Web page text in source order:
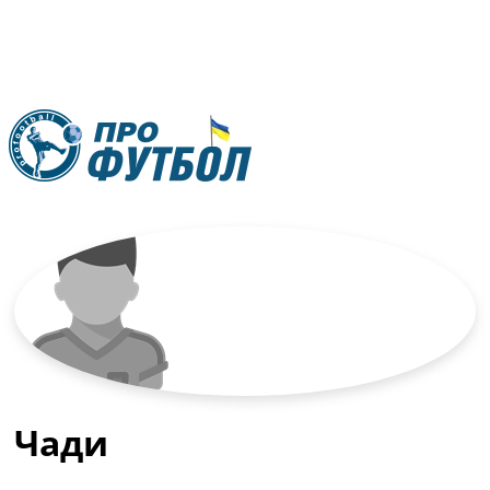
МенюГлавная
Новости футбола
Видео
Трансферы
Новости футбола Украины
Последние комментарии
Логин
Рейтинги
Чади